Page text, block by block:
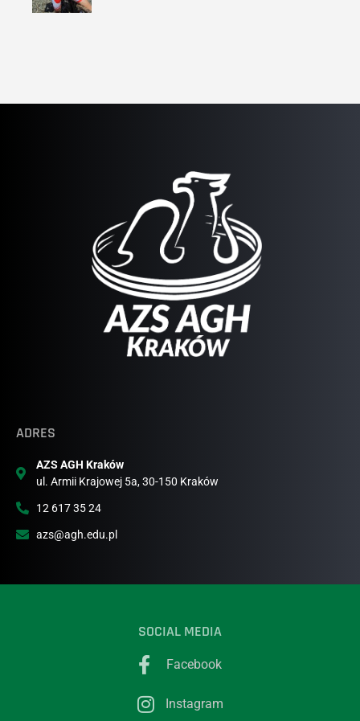
ADRES
AZS AGH Kraków
ul. Armii Krajowej 5a, 30-150 Kraków
12 617 35 24
azs@agh.edu.pl
SOCIAL MEDIA
Facebook
Instagram